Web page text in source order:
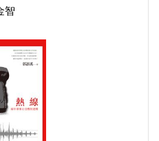
活動及其作用與影響
的主要活動情況
一支武裝力量―葉挺獨
秋收、廣州起義及創建
智